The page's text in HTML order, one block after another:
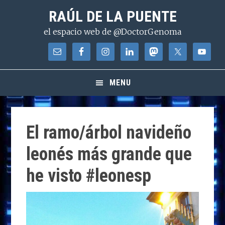
contenido
RAÚL DE LA PUENTE
el espacio web de @DoctorGenoma
MENU
El ramo/árbol navideño
leonés más grande que
he visto #leonesp